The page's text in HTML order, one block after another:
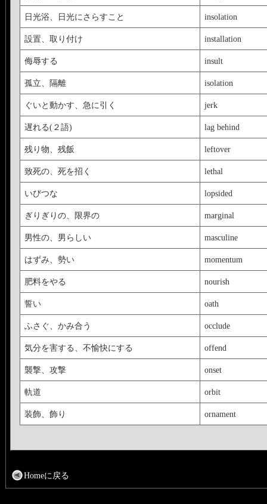
日光浴、日光にさらすこと insolation
設置、取り付け installation
侮辱する insult
孤立、隔離 isolation
ぐいと動かす、急に引く jerk
遅れる(２語) lag behind
残り物、残飯 leftover
致死の、死を招く lethal
いびつな lopsided
ぎりぎりの、限界の marginal
男性の、男らしい masculine
はずみ、勢い momentum
肥料をやる nourish
誓い oath
ふさぐ、かみ合う occlude
気分を害する、不愉快にする offend
襲撃、攻撃 onset
軌道 orbit
装飾、飾り ornament
Homeに戻る